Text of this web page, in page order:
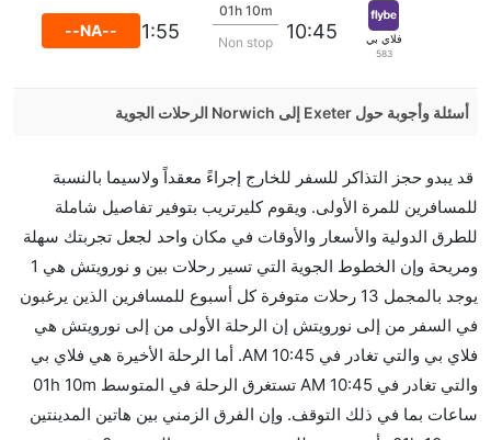
فلاي بي
583
10:45
01h 10m
Non stop
11:55
--NA--
أسئلة وأجوبة حول Exeter إلى Norwich الرحلات الجوية
إلىنورويتش مما تستغرقه الخطوط الجوية الأخرى؟
نعم. توفر كل من أسرع رحلات الطيران على هذا الطريق،
هل توفر شركات الطيران مساحة إضافية للنوم؟
كثير من خطوط طيران درجة رجال الأعمال توفر مساحة
إضافية للنوم.
هل يمكنني حمل طعامي الخاص؟
نعم، يمكنك حمل طعامك الخاص، و لكن يجب أن يكون معبئا
بشكل جيد.
قد يبدو حجز التذاكر للسفر للخارج إجراءً معقداً ولاسيما بالنسبة
للمسافرين للمرة الأولى. ويقوم كليرتريب بتوفير تفاصيل شاملة
للطرق الدولية والأسعار والأوقات في مكان واحد لجعل تجربتك سهلة
ومريحة وإن الخطوط الجوية التي تسير رحلات بين و نورويتش هي 1
يوجد بالمجمل 13 رحلات متوفرة كل أسبوع للمسافرين الذين يرغبون
في السفر من إلى نورويتش إن الرحلة الأولى من إلى نورويتش هي
فلاي بي والتي تغادر في 10:45 AM. أما الرحلة الأخيرة هي فلاي بي
والتي تغادر في 10:45 AM تستغرق الرحلة في المتوسط 01h 10m
ساعات بما في ذلك التوقف. وإن الفرق الزمني بين هاتين المدينتين